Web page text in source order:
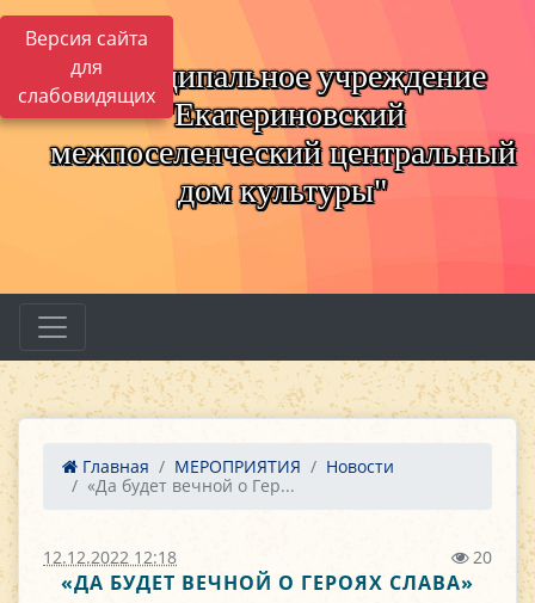
Версия сайта
для
слабовидящих
Муниципальное учреждение
"Екатериновский
межпоселенческий центральный
дом культуры"
Главная МЕРОПРИЯТИЯ
Новости
«Да будет вечной о Гер...
12.12.2022 12:18 20
«ДА БУДЕТ ВЕЧНОЙ О ГЕРОЯХ СЛАВА»